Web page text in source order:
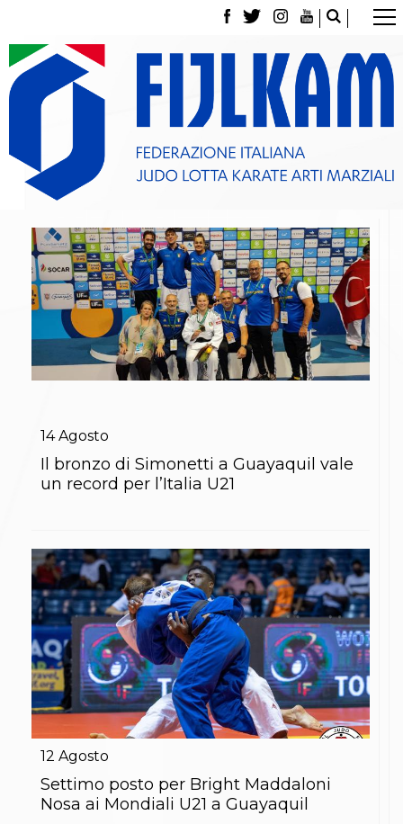
La Federazione
Tesseramento
Contatti
Norme e modulistica Affiliazioni e Tesseramenti
Classifica Società Sportive con più di 100 atleti
tesserati
Gare e Risultati
Archivio eventi
Dove siamo
Media
Partners
Trasparenza
Judo
La disciplina
News
Attività Didattica
Lotta
La disciplina
News
Albi Federali
Karate
La disciplina
News
Gare e Risultati
Attività Didattica
Albi Federali
Arti marziali
Aikido
Ju Jitsu
Sumo
BJJ
Pancrazio/Pankration
14 Agosto
Il bronzo di Simonetti a Guayaquil vale
un record per l’Italia U21
12 Agosto
Settimo posto per Bright Maddaloni
Nosa ai Mondiali U21 a Guayaquil